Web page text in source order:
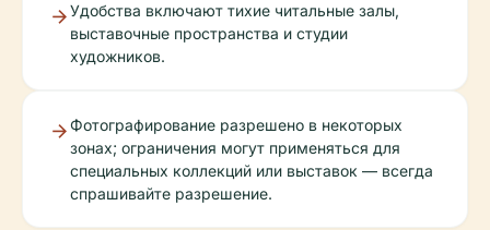
Удобства включают тихие читальные залы,
выставочные пространства и студии
художников.
Фотографирование разрешено в некоторых
зонах; ограничения могут применяться для
специальных коллекций или выставок — всегда
спрашивайте разрешение.